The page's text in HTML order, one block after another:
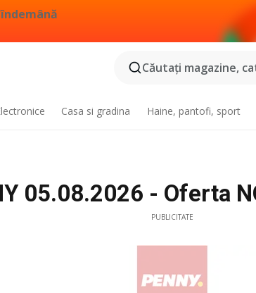
Căutaţi magazine,
Casa si gradina Haine, pantofi, sport
05.08.2026 - Oferta
PUBLICITATE